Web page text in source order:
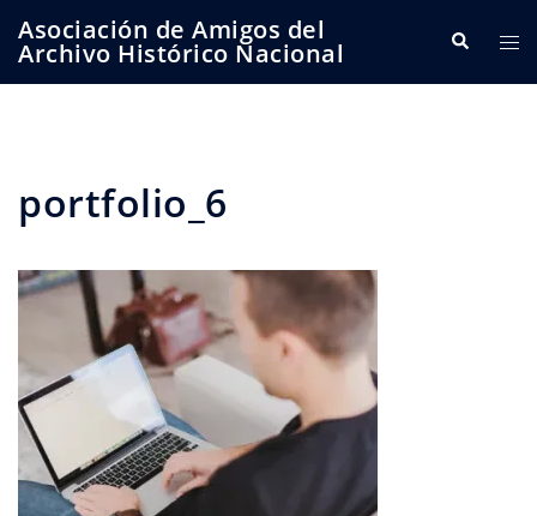
Asociación de Amigos del
Archivo Histórico Nacional Buscar
portfolio_6